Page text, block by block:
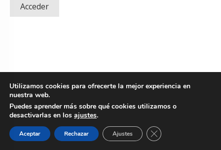
Copyright© 2026 Fresh Mentoring SLU.
Todos los derechos reservados
Política de Privacidad
Utilizamos cookies para ofrecerte la mejor experiencia en
nuestra web.
Puedes aprender más sobre qué cookies utilizamos o
desactivarlas en los ajustes.
Aceptar Rechazar Ajustes Cerrar el banner de